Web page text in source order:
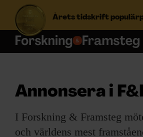
Årets tidskrift
S
f
e
r
Logga in
Annonsera i
I Forskning & Framsteg
och världens mest